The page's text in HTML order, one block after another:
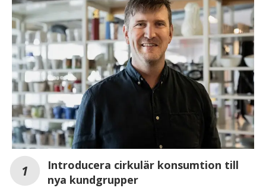
Introducera cirkulär konsumtion till
nya kundgrupper